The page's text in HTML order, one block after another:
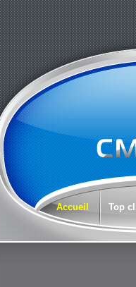
Accueil Top